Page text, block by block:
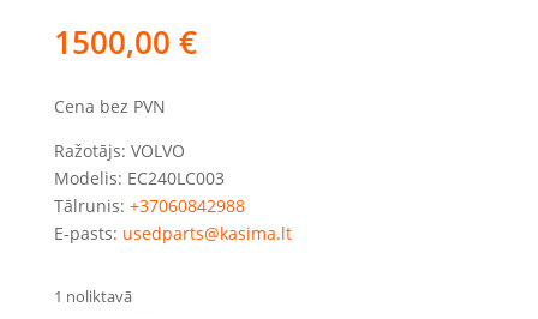
1500,00 €
Cena bez PVN
Ražotājs: VOLVO
Modelis: EC240LC003
Tālrunis: +37060842988
E-pasts: usedparts@kasima.lt
1 noliktavā